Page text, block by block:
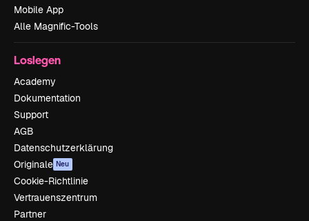
Mobile App
Alle Magnific-Tools
Loslegen
Academy
Dokumentation
Support
AGB
Datenschutzerklärung
Originale Neu
Cookie-Richtlinie
Vertrauenszentrum
Partner